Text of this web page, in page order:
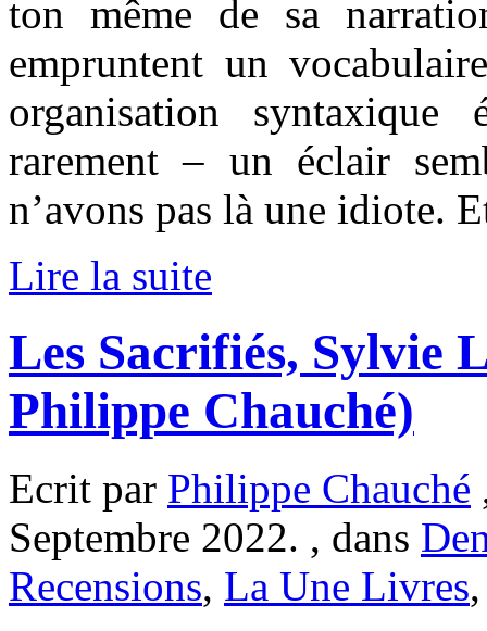
ton même de sa
empruntent un
organisation syntaxique
rarement – un éclair
n’avons pas là une idiote.
Lire la suite
Les Sacrifiés, Sylvie
Philippe Chauché)
Ecrit par Philippe Chauché
Septembre 2022. , dans
Recensions, La Une Livres